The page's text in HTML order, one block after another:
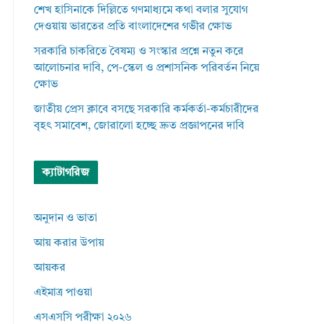
শেখ হাসিনাকে দিল্লিতে গণমাধ্যমে কথা বলার সুযোগ
দেওয়ায় ভারতের প্রতি বাংলাদেশের গভীর ক্ষোভ
সরকারি চাকরিতে বৈষম্য ও সংস্কার প্রশ্নে নতুন করে
আলোচনার দাবি, পে-স্কেল ও প্রশাসনিক পরিবর্তন নিয়ে
ক্ষোভ
জাতীয় প্রেস ক্লাবে বসছে সরকারি কর্মকর্তা-কর্মচারীদের
বৃহৎ সমাবেশ, জোরালো হচ্ছে দ্রুত প্রজ্ঞাপনের দাবি
ক্যাটাগরিজ
অনুদান ও ভাতা
আয় করার উপায়
আয়কর
এইমাত্র পাওয়া
এসএসসি পরীক্ষা ২০২৬